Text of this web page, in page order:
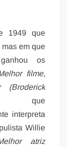
1949 que
mas em que
os
filme,
(Broderick
interpreta
Willie
atriz